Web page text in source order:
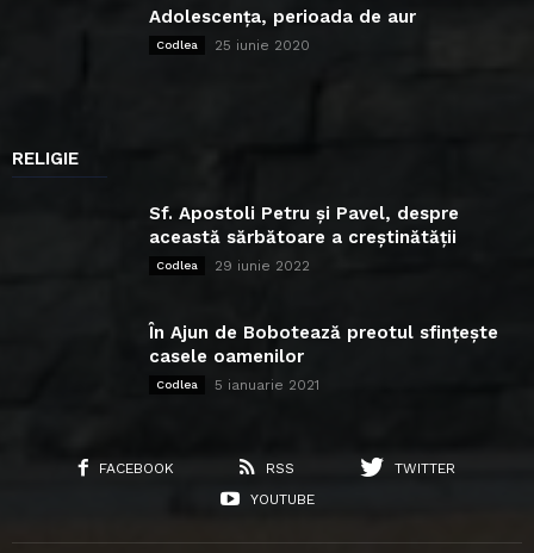
Adolescența, perioada de aur
Codlea 25 iunie 2020
RELIGIE
Sf. Apostoli Petru și Pavel, despre
această sărbătoare a creștinătății
Codlea 29 iunie 2022
În Ajun de Bobotează preotul sfințește
casele oamenilor
Codlea 5 ianuarie 2021
FACEBOOK RSS
TWITTER
YOUTUBE